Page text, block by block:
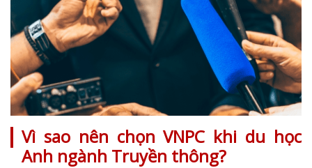
Vì sao nên chọn VNPC khi du học
Anh ngành Truyền thông?